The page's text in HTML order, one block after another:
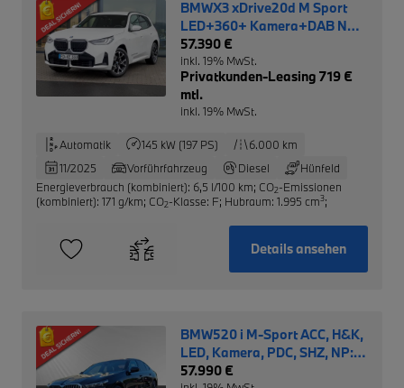
BMWX3 xDrive20d M Sport
LED+360+ Kamera+DAB NP:
70.420,- €
57.390 €
inkl. 19% MwSt.
Privatkunden-Leasing 719 €
mtl.
inkl. 19% MwSt.
Automatik 145 kW (197 PS)
6.000 km
11/2025
Vorführfahrzeug Diesel
Hünfeld
Energieverbrauch (kombiniert): 6,5 l/100 km; CO2-Emissionen
(kombiniert): 171 g/km; CO2-Klasse: F; Hubraum: 1.995 cm3;
Details ansehen
BMW520 i M-Sport ACC, H&K,
LED, Kamera, PDC, SHZ, NP:
69.580€
57.990 €